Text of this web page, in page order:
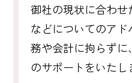
御社の現状に合わ
などについてのア
務や会計に拘らず
のサポートをいたし